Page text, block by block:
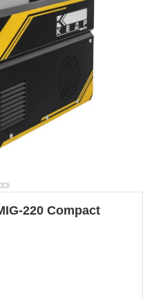
220 Compact